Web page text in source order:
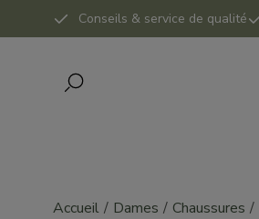
Conseils & service de qualité
Accueil Dames Chaussures